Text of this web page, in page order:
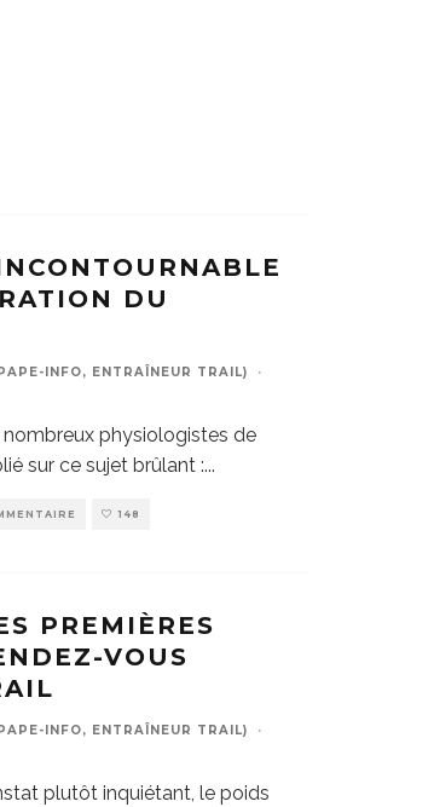
DU
INFO, ENTRAÎNEUR TRAIL)
·
physiologistes de
sur ce sujet brûlant :...
148
PREMIÈRES
VOUS
INFO, ENTRAÎNEUR TRAIL)
·
plutôt inquiétant, le poids